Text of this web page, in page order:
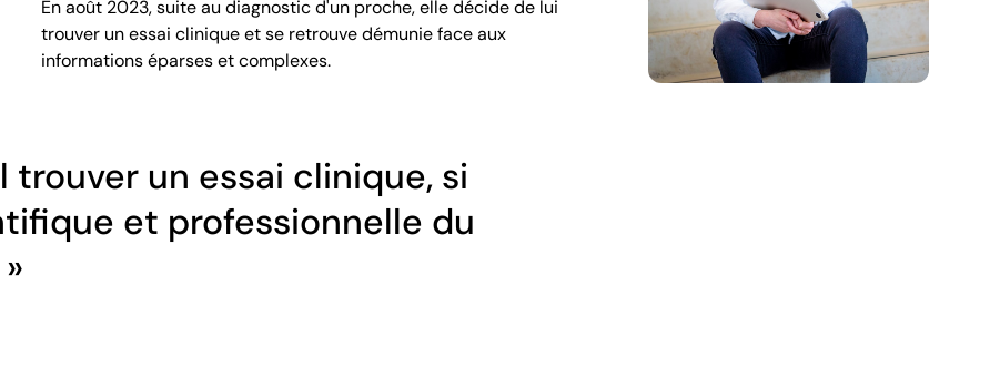
En août 2023, suite au diagnostic d'un proche, elle décide de lui
trouver un essai clinique et se retrouve démunie face aux
informations éparses et complexes.
un essai clinique, si
et professionnelle du